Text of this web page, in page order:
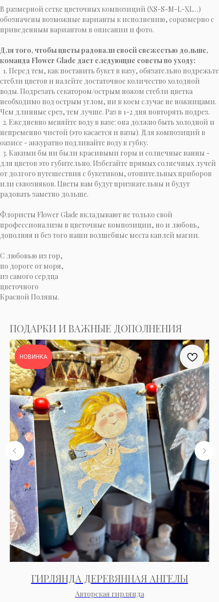
В размерной сетке цветочных композиций (XS-S-M-L-XL…)
обозначены возможные варианты к исполнению, соразмерно с
приведенным вариантом в описании и фото.
Для того, чтобы цветы радовали своей свежестью дольше,
команда Flower Glade дает следующие советы по уходу:
1. Перед тем, как поставить букет в вазу, обязательно подрежьте
стебли цветов и налейте достаточное количество холодной
воды. Подрезать секатором/острым ножом стебли цветка
необходимо под острым углом, ни в коем случае не ножницами.
Чем длинные срез, тем лучше. Раз в 1-2 дня повторять подрез.
2. Ежедневно меняйте воду в вазе: она должно быть холодной и
непременно чистой (это касается и вазы). Для композиций в
оазисе - аккуратно подливайте воду в губку.
3. Какими бы ни были красивыми горы и солнечные ванны -
для цветов это губительно. Избегайте прямых солнечных лучей
от долгого путешествия с букетиком, отопительных приборов
или сквозняков. Цветы вам будут признательны и будут
радовать заметно дольше.
Флористы Flower Glade вкладывают не только свой
профессионализм в цветочные композиции, но и любовь,
дополняя и без того наши волшебные места каплей магии.
C любовью из гор,
по дороге от моря,
из самого сердца
цветочного
Красной Поляны.
ПОДАРКИ И ВАЖНЫЕ ДОПОЛНЕНИЯ
НОВИНКА
ГИРЛЯНДА ДЕРЕВЯННАЯ АНГЕЛЫ
Авторская гирлянда